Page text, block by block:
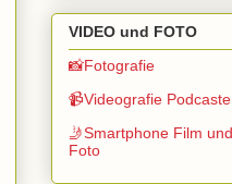
VIDEO und FOTO
📸Fotografie
📹Videografie
🤳Smartphone Film und
Foto